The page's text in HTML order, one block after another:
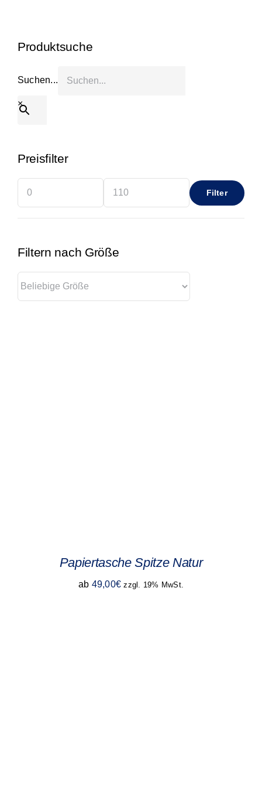
Papiertasche Spitze Natur
ab 49,00€ zzgl. 19% MwSt.
Produktsuche
Suchen...
×
Preisfilter
Filter
Filtern nach Größe